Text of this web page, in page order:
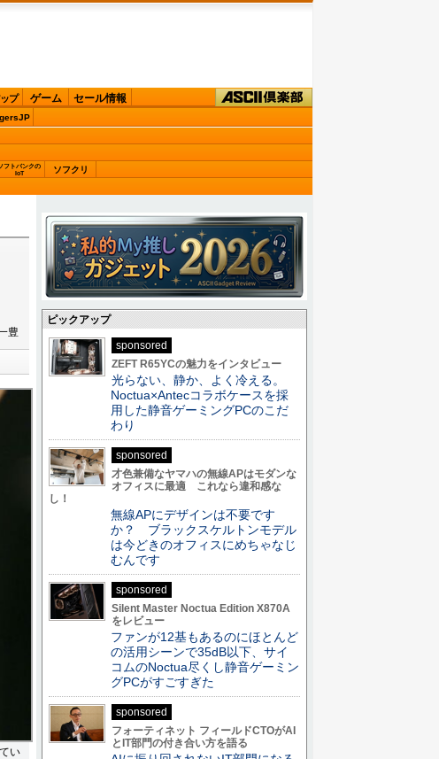
プ ゲーム セール情報
フトバンクの
IoT
ソフクリ
豊
い
ピックアップ
sponsored
ZEFT R65YCの魅力をインタビュー
光らない、静か、よく冷える。
Noctua×Antecコラボケースを採
用した静音ゲーミングPCのこだ
わり
sponsored
才色兼備なヤマハの無線APはモダンな
オフィスに最適 これなら違和感な
し！
無線APにデザインは不要です
か？ ブラックスケルトンモデル
は今どきのオフィスにめちゃなじ
むんです
sponsored
Silent Master Noctua Edition X870A
をレビュー
ファンが12基もあるのにほとんど
の活用シーンで35dB以下、サイ
コムのNoctua尽くし静音ゲーミン
グPCがすごすぎた
sponsored
フォーティネット フィールドCTOがAI
とIT部門の付き合い方を語る